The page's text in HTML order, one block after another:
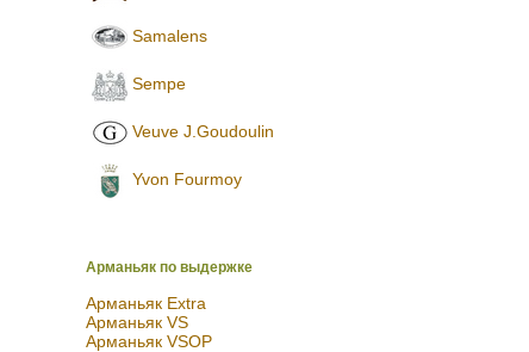
Samalens
Sempe
Veuve J.Goudoulin
Yvon Fourmoy
Арманьяк по выдержке
Арманьяк Extra
Арманьяк VS
Арманьяк VSOP